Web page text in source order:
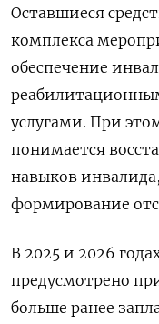
Оставшиеся
комплекса
обеспечение
услугами. При
понимается
навыков
формирование
В 2025 и 2026
предусмотрено
больше ранее